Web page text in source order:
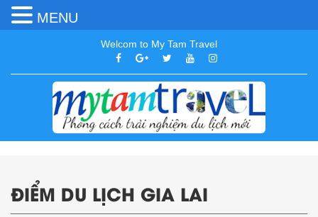
Welcom to My Tam Travel
ĐIỂM DU LỊCH GIA LAI
MENU